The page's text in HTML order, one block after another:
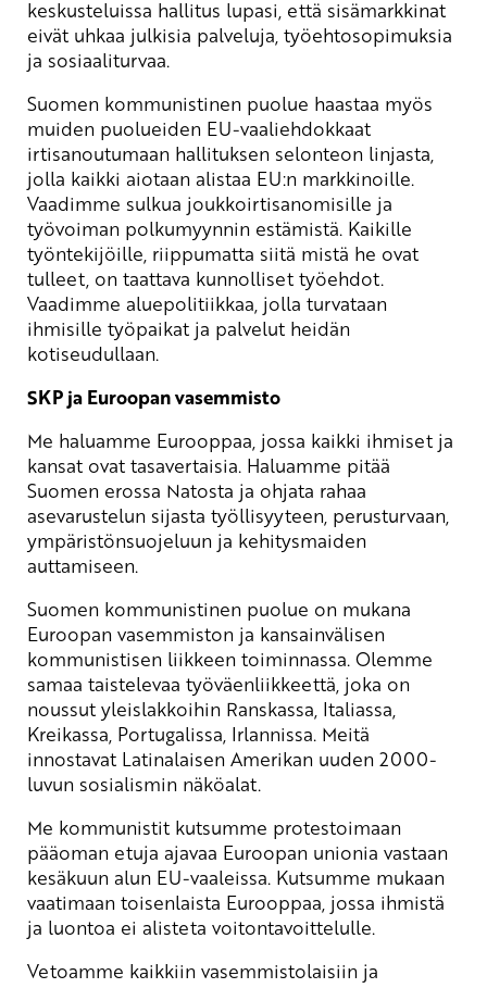
keskusteluissa hallitus lupasi, että sisämarkkinat
eivät uhkaa julkisia palveluja, työehtosopimuksia
ja sosiaaliturvaa.
Suomen kommunistinen puolue haastaa myös
muiden puolueiden EU-vaaliehdokkaat
irtisanoutumaan hallituksen selonteon linjasta,
jolla kaikki aiotaan alistaa EU:n markkinoille.
Vaadimme sulkua joukkoirtisanomisille ja
työvoiman polkumyynnin estämistä. Kaikille
työntekijöille, riippumatta siitä mistä he ovat
tulleet, on taattava kunnolliset työehdot.
Vaadimme aluepolitiikkaa, jolla turvataan
ihmisille työpaikat ja palvelut heidän
kotiseudullaan.
SKP ja Euroopan vasemmisto
Me haluamme Eurooppaa, jossa kaikki ihmiset ja
kansat ovat tasavertaisia. Haluamme pitää
Suomen erossa Natosta ja ohjata rahaa
asevarustelun sijasta työllisyyteen, perusturvaan,
ympäristönsuojeluun ja kehitysmaiden
auttamiseen.
Suomen kommunistinen puolue on mukana
Euroopan vasemmiston ja kansainvälisen
kommunistisen liikkeen toiminnassa. Olemme
samaa taistelevaa työväenliikkeettä, joka on
noussut yleislakkoihin Ranskassa, Italiassa,
Kreikassa, Portugalissa, Irlannissa. Meitä
innostavat Latinalaisen Amerikan uuden 2000-
luvun sosialismin näköalat.
Me kommunistit kutsumme protestoimaan
pääoman etuja ajavaa Euroopan unionia vastaan
kesäkuun alun EU-vaaleissa. Kutsumme mukaan
vaatimaan toisenlaista Eurooppaa, jossa ihmistä
ja luontoa ei alisteta voitontavoittelulle.
Vetoamme kaikkiin vasemmistolaisiin ja